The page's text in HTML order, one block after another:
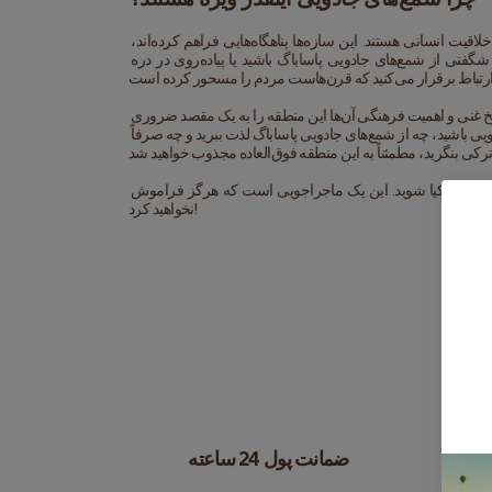
نخواهید کرد!
ضمانت پول 24 ساعته